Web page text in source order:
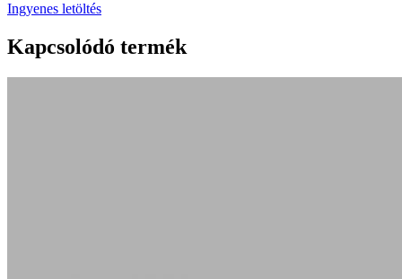
Ingyenes letöltés
Kapcsolódó termék